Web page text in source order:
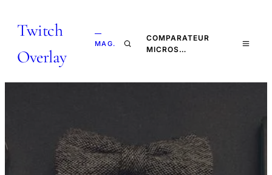
Twitch
Overlay
—
MAG.
COMPARATEUR
MICROS…